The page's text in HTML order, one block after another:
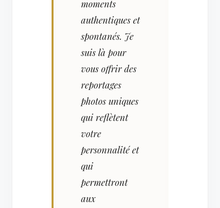
moments
authentiques et
spontanés. Je
suis là pour
vous offrir des
reportages
photos uniques
qui reflètent
votre
personnalité et
qui
permettront
aux